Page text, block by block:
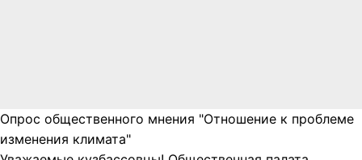
Опрос общественного мнения "Отношение к проблеме
изменения климата"